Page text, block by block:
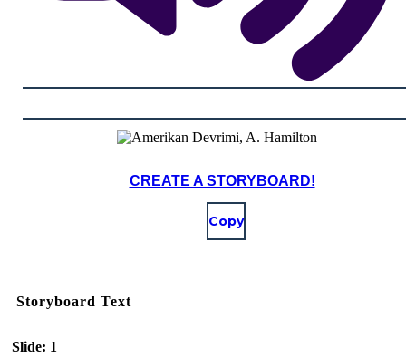
CREATE A STORYBOARD!
Copy
Storyboard Text
Slide: 1